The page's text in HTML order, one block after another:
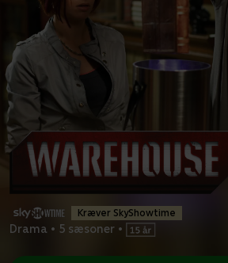
Kræver SkyShowtime
Drama • 5 sæsoner •